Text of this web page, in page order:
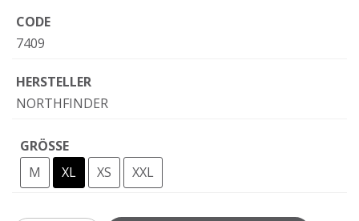
CODE
7409
HERSTELLER
NORTHFINDER
GRÖSSE
M
XL XS XXL